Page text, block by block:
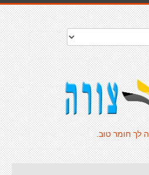
לך חומר טוב.